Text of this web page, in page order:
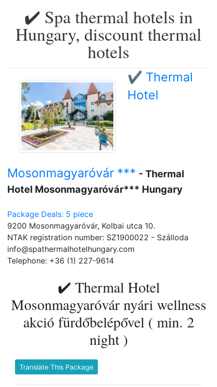
✔️ Spa thermal hotels in
Hungary, discount thermal
hotels
✔️ Thermal
Hotel
Mosonmagyaróvár *** - Thermal
Hotel Mosonmagyaróvár*** Hungary
Package Deals: 5 piece
9200 Mosonmagyaróvár, Kolbai utca 10.
NTAK registration number: SZ1900022 - Szálloda
info@spathermalhotelhungary.com
Telephone: +36 (1) 227-9614
✔️ Thermal Hotel
Mosonmagyaróvár nyári wellness
akció fürdőbelépővel ( min. 2
night )
Translate This Package